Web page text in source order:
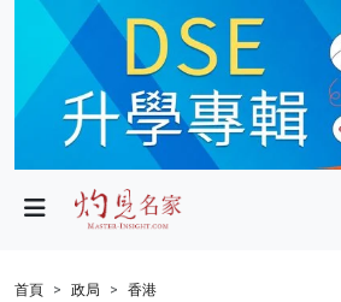
政局
財經
首頁 政局
香港